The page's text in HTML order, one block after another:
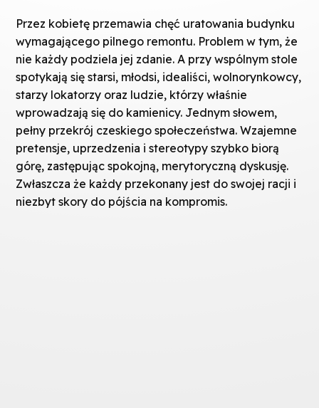
Przez kobietę przemawia chęć uratowania budynku
wymagającego pilnego remontu. Problem w tym, że
nie każdy podziela jej zdanie. A przy wspólnym stole
spotykają się starsi, młodsi, idealiści, wolnorynkowcy,
starzy lokatorzy oraz ludzie, którzy właśnie
wprowadzają się do kamienicy. Jednym słowem,
pełny przekrój czeskiego społeczeństwa. Wzajemne
pretensje, uprzedzenia i stereotypy szybko biorą
górę, zastępując spokojną, merytoryczną dyskusję.
Zwłaszcza że każdy przekonany jest do swojej racji i
niezbyt skory do pójścia na kompromis.